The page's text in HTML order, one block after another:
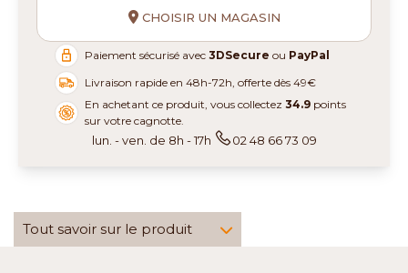
CHOISIR UN MAGASIN
Paiement sécurisé avec3DSecure ou PayPal
Livraison rapide en 48h-72h, offerte dès 49€
En achetant ce produit, vous collectez34.9 points
sur votre cagnotte.
lun. - ven. de 8h - 17h 02 48 66 73 09
Tout savoir sur le produit